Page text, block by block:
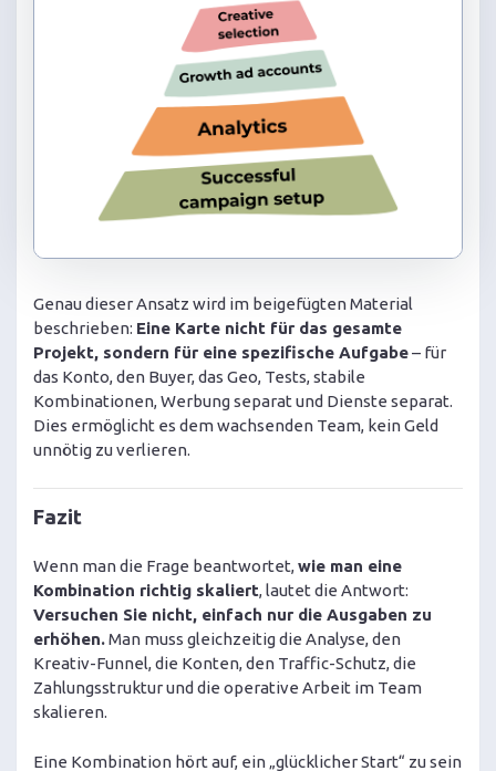
Genau dieser Ansatz wird im beigefügten Material
beschrieben: Eine Karte nicht für das gesamte
Projekt, sondern für eine spezifische Aufgabe– für
das Konto, den Buyer, das Geo, Tests, stabile
Kombinationen, Werbung separat und Dienste separat.
Dies ermöglicht es dem wachsenden Team, kein Geld
unnötig zu verlieren.
Fazit
Wenn man die Frage beantwortet,wie man eine
Kombination richtig skaliert, lautet die Antwort:
Versuchen Sie nicht, einfach nur die Ausgaben zu
erhöhen.Man muss gleichzeitig die Analyse, den
Kreativ-Funnel, die Konten, den Traffic-Schutz, die
Zahlungsstruktur und die operative Arbeit im Team
skalieren.
Eine Kombination hört auf, ein „glücklicher Start“ zu sein